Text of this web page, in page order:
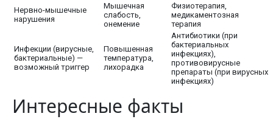
Нервно-мышечные
нарушения
Мышечная
слабость,
онемение
Физиотерапия,
медикаментозная
терапия
Инфекции (вирусные,
бактериальные) —
возможный триггер
Повышенная
температура,
лихорадка
Антибиотики (при
бактериальных
инфекциях),
противовирусные
препараты (при вирусных
инфекциях)
Интересные факты